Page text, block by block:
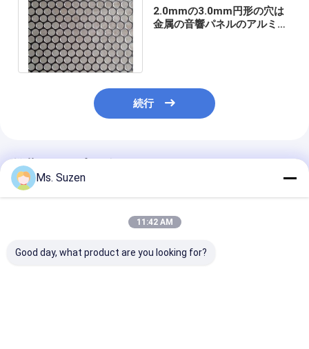
2.0mmの3.0mm円形の穴は
金属の音響パネルのアルミニ
続行
推薦されたプロダクト
Ms. Suzen
11:42 AM
Good day, what product are you looking for?